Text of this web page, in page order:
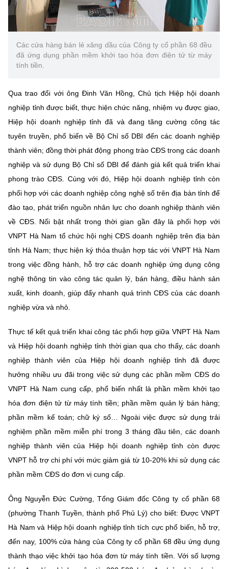
Các cửa hàng bán lẻ xăng dầu của Công ty cổ phần 68 đều
đã ứng dụng phần mềm khởi tạo hóa đơn điện tử từ máy
tính tiền.
Qua trao đổi với ông Đinh Văn Hồng, Chủ tịch Hiệp hội doanh
nghiệp tỉnh được biết, thực hiện chức năng, nhiệm vụ được giao,
Hiệp hội doanh nghiệp tỉnh đã và đang tăng cường công tác
tuyên truyền, phổ biến về Bộ Chỉ số DBI đến các doanh nghiệp
thành viên; đồng thời phát động phong trào CĐS trong các doanh
nghiệp và sử dụng Bộ Chỉ số DBI để đánh giá kết quả triển khai
phong trào CĐS. Cùng với đó, Hiệp hội doanh nghiệp tỉnh còn
phối hợp với các doanh nghiệp công nghệ số trên địa bàn tỉnh để
đào tạo, phát triển nguồn nhân lực cho doanh nghiệp thành viên
về CĐS. Nổi bật nhất trong thời gian gần đây là phối hợp với
VNPT Hà Nam tổ chức hội nghị CĐS doanh nghiệp trên địa bàn
tỉnh Hà Nam; thực hiện ký thỏa thuận hợp tác với VNPT Hà Nam
trong việc đồng hành, hỗ trợ các doanh nghiệp ứng dụng công
nghệ thông tin vào công tác quản lý, bán hàng, điều hành sản
xuất, kinh doanh, giúp đẩy nhanh quá trình CĐS của các doanh
nghiệp vừa và nhỏ.
Thực tế kết quả triển khai công tác phối hợp giữa VNPT Hà Nam
và Hiệp hội doanh nghiệp tỉnh thời gian qua cho thấy, các doanh
nghiệp thành viên của Hiệp hội doanh nghiệp tỉnh đã được
hưởng nhiều ưu đãi trong việc sử dụng các phần mềm CĐS do
VNPT Hà Nam cung cấp, phổ biến nhất là phần mềm khởi tạo
hóa đơn điện tử từ máy tính tiền; phần mềm quản lý bán hàng;
phần mềm kế toán; chữ ký số… Ngoài việc được sử dụng trải
nghiệm phần mềm miễn phí trong 3 tháng đầu tiên, các doanh
nghiệp thành viên của Hiệp hội doanh nghiệp tỉnh còn được
VNPT hỗ trợ chi phí với mức giảm giá từ 10-20% khi sử dụng các
phần mềm CĐS do đơn vị cung cấp.
Ông Nguyễn Đức Cường, Tổng Giám đốc Công ty cổ phần 68
(phường Thanh Tuyền, thành phố Phủ Lý) cho biết: Được VNPT
Hà Nam và Hiệp hội doanh nghiệp tỉnh tích cực phổ biến, hỗ trợ,
đến nay, 100% cửa hàng của Công ty cổ phần 68 đều ứng dụng
thành thạo việc khởi tạo hóa đơn từ máy tính tiền. Với số lượng